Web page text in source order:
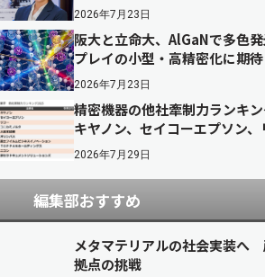
2026年7月23日
阪大と立命大、AlGaNで多色
プレイの小型・高精密化に期待
2026年7月23日
精密機器の他社牽制力ランキ
キヤノン、セイコーエプソン、
2026年7月29日
編集部おすすめ
メタマテリアルの社会実装へ
拠点の挑戦